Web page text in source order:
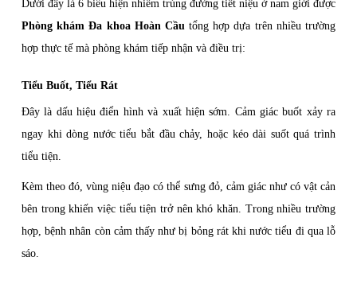
Dưới đây là 6 biểu hiện nhiễm trùng đường tiết niệu ở nam giới được
Phòng khám Đa khoa Hoàn Cầutổng hợp dựa trên nhiều trường
hợp thực tế mà phòng khám tiếp nhận và điều trị:
Tiểu Buốt, Tiểu Rát
Đây là dấu hiệu điển hình và xuất hiện sớm. Cảm giác buốt xảy ra
ngay khi dòng nước tiểu bắt đầu chảy, hoặc kéo dài suốt quá trình
tiểu tiện.
Kèm theo đó, vùng niệu đạo có thể sưng đỏ, cảm giác như có vật cản
bên trong khiến việc tiểu tiện trở nên khó khăn. Trong nhiều trường
hợp, bệnh nhân còn cảm thấy như bị bỏng rát khi nước tiểu đi qua lỗ
sáo.